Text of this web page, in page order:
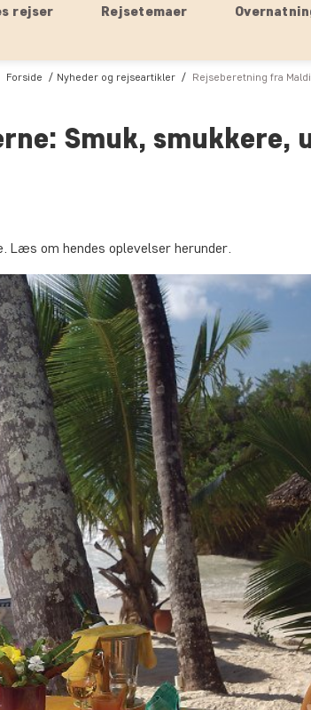
rejser Rejsetemaer
Forside Nyheder og rejseartikler Rejseberetning fra
Smuk, smukkere,
Læs om hendes oplevelser herunder.